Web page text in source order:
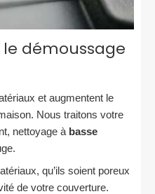
démoussage
et augmentent le
Nous traitons votre
nettoyage à basse
qu’ils soient poreux
de votre couverture.